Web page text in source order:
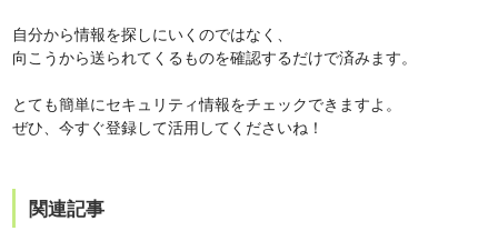
自分から情報を探しにいくのではなく、
向こうから送られてくるものを確認するだけで済みます。
とても簡単にセキュリティ情報をチェックできますよ。
ぜひ、今すぐ登録して活用してくださいね！
関連記事